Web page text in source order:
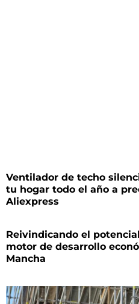
Ventilador de techo
tu hogar todo el año a
Aliexpress
Reivindicando el
motor de desarrollo
Mancha